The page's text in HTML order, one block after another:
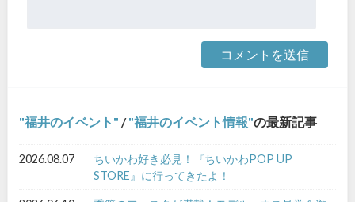
福井のイベント / 福井のイベント情報 の最新記事
2026.08.07
ちいかわ好き必見！『ちいかわPOP UP
STORE』に行ってきたよ！